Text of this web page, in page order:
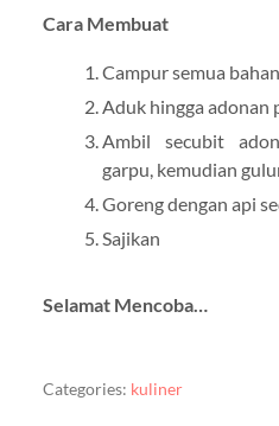
Cara Membuat
Campur semua
Aduk hingga adonan
Ambil secubit
garpu, kemudian
Goreng dengan api
Sajikan
Selamat Mencoba…
Categories: kuliner